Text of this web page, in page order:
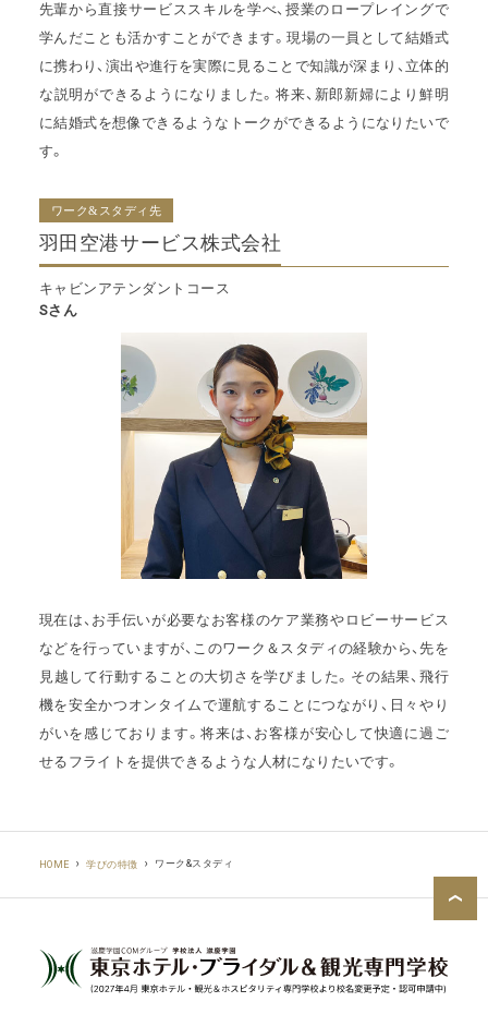
先輩から直接サービススキルを学べ、授業のロープレイングで
学んだことも活かすことができます。現場の一員として結婚式
に携わり、演出や進行を実際に見ることで知識が深まり、立体的
な説明ができるようになりました。将来、新郎新婦により鮮明
に結婚式を想像できるようなトークができるようになりたいで
す。
ワーク&スタディ先
羽田空港サービス株式会社
キャビンアテンダントコース
Sさん
現在は、お手伝いが必要なお客様のケア業務やロビーサービス
などを行っていますが、このワーク＆スタディの経験から、先を
見越して行動することの大切さを学びました。その結果、飛行
機を安全かつオンタイムで運航することにつながり、日々やり
がいを感じております。将来は、お客様が安心して快適に過ご
せるフライトを提供できるような人材になりたいです。
HOME 学びの特徴 ワーク&スタディ